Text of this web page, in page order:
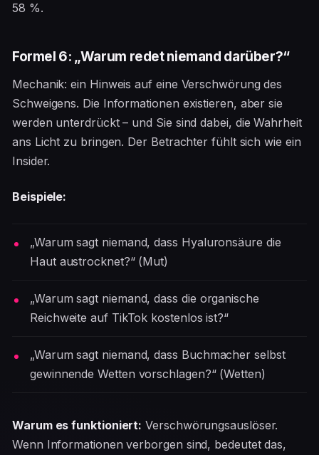
58 %.
Formel 6: „Warum redet niemand darüber?“
Mechanik: ein Hinweis auf eine Verschwörung des
Schweigens. Die Informationen existieren, aber sie
werden unterdrückt – und Sie sind dabei, die Wahrheit
ans Licht zu bringen. Der Betrachter fühlt sich wie ein
Insider.
Beispiele:
„Warum sagt niemand, dass Hyaluronsäure die
Haut austrocknet?“ (Mut)
„Warum sagt niemand, dass die organische
Reichweite auf TikTok kostenlos ist?“
„Warum sagt niemand, dass Buchmacher selbst
gewinnende Wetten vorschlagen?“ (Wetten)
Warum es funktioniert: Verschwörungsauslöser.
Wenn Informationen verborgen sind, bedeutet das,